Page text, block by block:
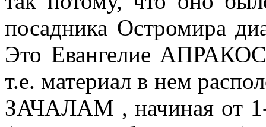
посадника Остромира
Это Евангелие
т.е. материал в нем
ЗАЧАЛАМ , начиная от 1-